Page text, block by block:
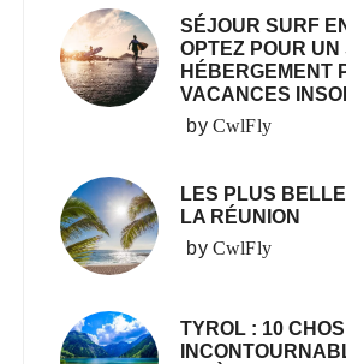
SÉJOUR SURF
OPTEZ POUR UN
HÉBERGEMENT
VACANCES
by CwlFly
LES PLUS
LA RÉUNION
by CwlFly
TYROL : 10